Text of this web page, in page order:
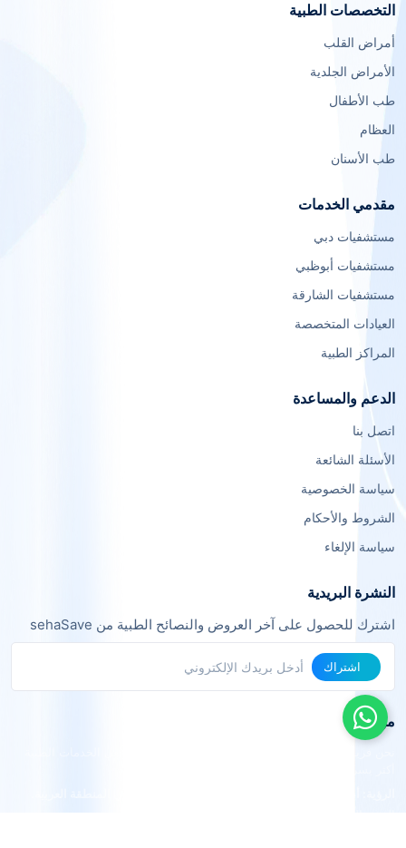
التخصصات الطبية
أمراض القلب
الأمراض الجلدية
طب الأطفال
العظام
طب الأسنان
مقدمي الخدمات
مستشفيات دبي
مستشفيات أبوظبي
مستشفيات الشارقة
العيادات المتخصصة
المراكز الطبية
الدعم والمساعدة
اتصل بنا
الأسئلة الشائعة
سياسة الخصوصية
الشروط والأحكام
سياسة الإلغاء
النشرة البريدية
اشترك للحصول على آخر العروض والنصائح الطبية من sehaSave
اشتراك
من نحن